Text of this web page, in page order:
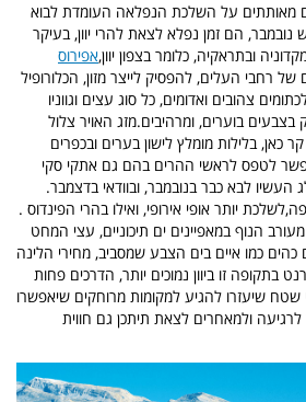
מאותתים על השלכת הנפלאה העומדת לבוא
נובמבר, הם זמן נפלא לצאת להרי יוון, בעיקר
ובתראקיה, כלומר בצפון יוון,אפירוס
רחבי העלים, להפסיק לייצר מזון, הכלורופיל
צהובים ואדומים, כל סוג עצים וגווניו
בצבעים בוערים, ומרהיבים.מזג האויר צלול
כאן, בלילות מומלץ לישון בערים ובכפרים
אפשר לטפס לראשי ההרים בהם גם אתקי סקי
העשיו לבא כבר בנובמבר, ובוודאי בדצמבר.
יותר אופי אירופי, ואילו בהרי הפינדוס .
מעורב הנוף במאפיינים ים תיכוניים, עצי המחט
כהים כמו איים בים הצבע שמסביב, מחירי הלינה
בתקופה זו ביוון נמוכים יותר, הדרכים פחות
שטח שיעזרו להגיע למקומות מרוחקים שיאפשרו
ולמאחרים לצאת תיתכן גם חווית